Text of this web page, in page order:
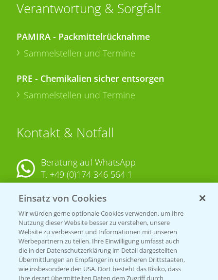
Verantwortung & Sorgfalt
PAMIRA - Packmittelrücknahme
Sammelstellen und Termine
PRE - Chemikalien sicher entsorgen
Sammelstellen und Termine
Kontakt & Notfall
Beratung auf WhatsApp
T. +49 (0)174 346 564 1
KONTAKT
Hilfe in Notfällen
T.+49 (0)214/30-20220
Einsatz von Cookies
Wir würden gerne optionale Cookies verwenden, um Ihre
Nutzung dieser Website besser zu verstehen, unsere
Website zu verbessern und Informationen mit unseren
Werbepartnern zu teilen. Ihre Einwilligung umfasst auch
die in der Datenschutzerklärung im Detail dargestellten
Übermittlungen an Empfänger in unsicheren Drittstaaten,
wie insbesondere den USA. Dort besteht das Risiko, dass
Ihre derart übermittelten Daten dem Zugriff durch